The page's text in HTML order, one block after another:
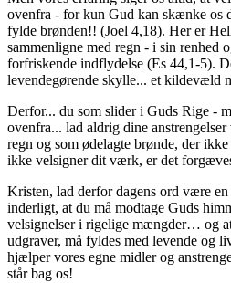
ovenfra - for kun Gud kan skænke os
fylde brønden!! (Joel 4,18). Her er
sammenligne med regn - i sin renhed
forfriskende indflydelse (Es 44,1-5).
levendegørende skylle... et kildevæld
Derfor... du som slider i Guds Rige -
ovenfra... lad aldrig dine
regn og som ødelagte brønde, der
ikke velsigner dit værk, er det
Kristen, lad derfor dagens ord være
inderligt, at du må modtage Guds
velsignelser i rigelige mængder… og
udgraver, må fyldes med levende og
hjælper vores egne midler og
står bag os!